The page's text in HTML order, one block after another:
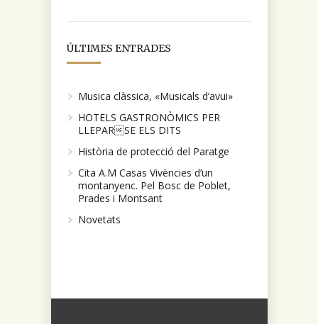
ÚLTIMES ENTRADES
Musica clàssica, «Musicals d’avui»
HOTELS GASTRONÒMICS PER
LLEPARSE ELS DITS
Història de protecció del Paratge
Cita A.M Casas Vivències d’un
montanyenc. Pel Bosc de Poblet,
Prades i Montsant
Novetats